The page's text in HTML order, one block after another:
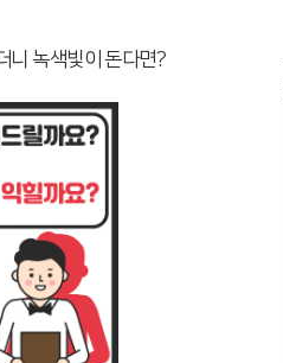
니 녹색빛이 돈다면?